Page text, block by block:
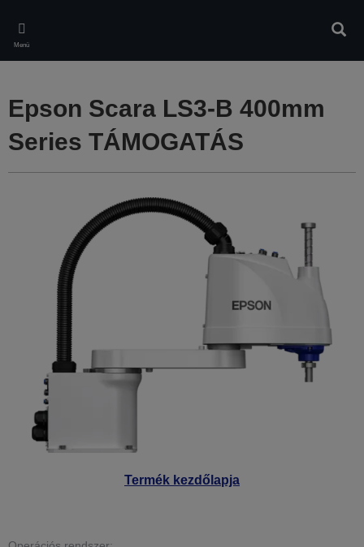
main
content
Menü
Termék kezdőlapja
Epson Scara LS3-B 400mm
Series TÁMOGATÁS